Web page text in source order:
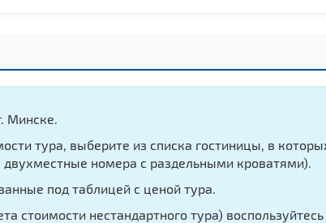
Минске.
тура, выберите из списка гостиницы, в
двухместные номера с раздельными кроватями).
под таблицей с ценой тура.
стоимости нестандартного тура)